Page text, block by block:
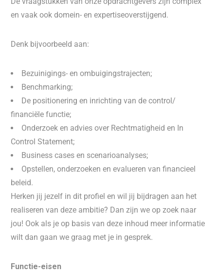
en vaak ook domein- en expertiseoverstijgend.
Denk bijvoorbeeld aan:
Bezuinigings- en ombuigingstrajecten;
Benchmarking;
De positionering en inrichting van de control/
financiële functie;
Onderzoek en advies over Rechtmatigheid en In
Control Statement;
Business cases en scenarioanalyses;
Opstellen, onderzoeken en evalueren van financieel
beleid.
Herken jij jezelf in dit profiel en wil jij bijdragen aan het
realiseren van deze ambitie? Dan zijn we op zoek naar
jou! Ook als je op basis van deze inhoud meer informatie
wilt dan gaan we graag met je in gesprek.
Functie-eisen